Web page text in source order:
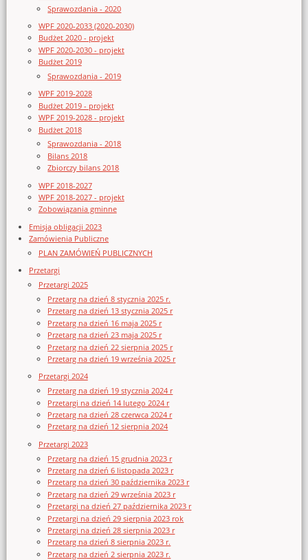
Sprawozdania - 2020
WPF 2020-2033 (2020-2030)
Budżet 2020 - projekt
WPF 2020-2030 - projekt
Budżet 2019
Sprawozdania - 2019
WPF 2019-2028
Budżet 2019 - projekt
WPF 2019-2028 - projekt
Budżet 2018
Sprawozdania - 2018
Bilans 2018
Zbiorczy bilans 2018
WPF 2018-2027
WPF 2018-2027 - projekt
Zobowiązania gminne
Emisja obligacji 2023
Zamówienia Publiczne
PLAN ZAMÓWIEŃ PUBLICZNYCH
Przetargi
Przetargi 2025
Przetarg na dzień 8 stycznia 2025 r.
Przetarg na dzień 13 stycznia 2025 r
Przetarg na dzień 16 maja 2025 r
Przetarg na dzień 23 maja 2025 r
Przetarg na dzień 22 sierpnia 2025 r
Przetarg na dzień 19 września 2025 r
Przetargi 2024
Przetarg na dzień 19 stycznia 2024 r
Przetargi na dzień 14 lutego 2024 r
Przetarg na dzień 28 czerwca 2024 r
Przetarg na dzień 12 sierpnia 2024
Przetargi 2023
Przetarg na dzień 15 grudnia 2023 r
Przetarg na dzień 6 listopada 2023 r
Przetarg na dzień 30 października 2023 r
Przetarg na dzień 29 września 2023 r
Przetargi na dzień 27 października 2023 r
Przetargi na dzień 29 sierpnia 2023 rok
Przetargi na dzień 28 sierpnia 2023 r
Przetarg na dzień 8 sierpnia 2023 r.
Przetarg na dzień 2 sierpnia 2023 r.